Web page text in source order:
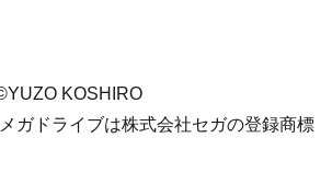
KOSHIRO
ガドライブは株式会社セガの登録商標